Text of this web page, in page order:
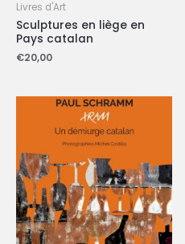
Livres d'Art
Sculptures en liège en
Pays catalan
€20,00